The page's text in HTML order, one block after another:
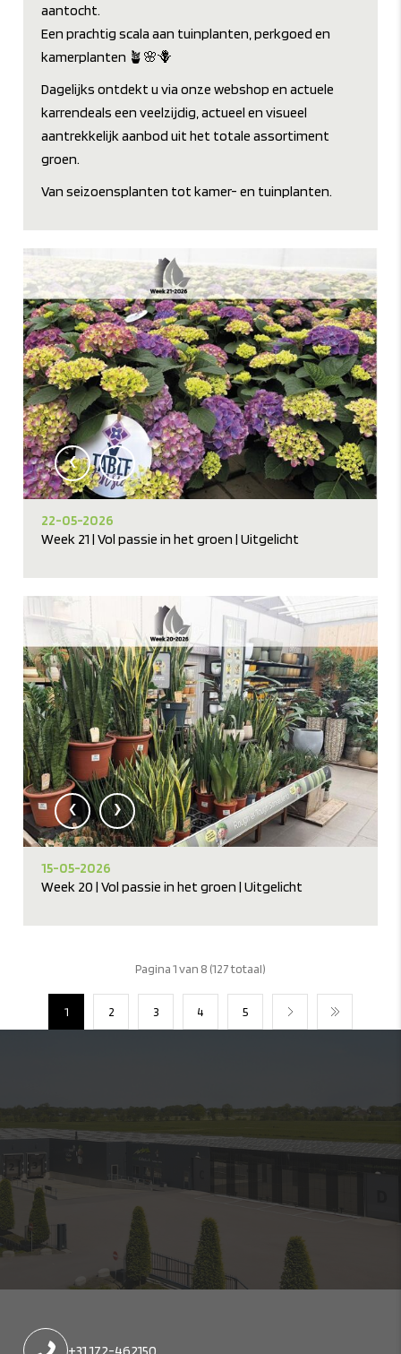
aantocht.
Een prachtig scala aan tuinplanten, perkgoed en
kamerplanten 🪴🌸🪻
Dagelijks ontdekt u via onze webshop en actuele
karrendeals een veelzijdig, actueel en visueel
aantrekkelijk aanbod uit het totale assortiment
groen.
Van seizoensplanten tot kamer- en tuinplanten.
‹ ›
22-05-2026
Week 21 | Vol passie in het groen | Uitgelicht
‹ ›
15-05-2026
Week 20 | Vol passie in het groen | Uitgelicht
Pagina 1 van 8 (127 totaal)
1 2 3 4 5